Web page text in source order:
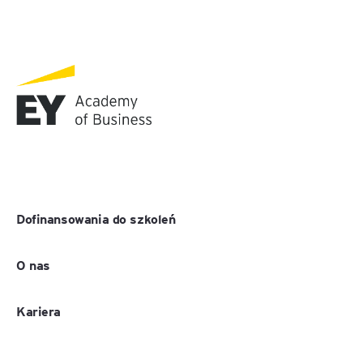
Dofinansowania do szkoleń
O nas
Kariera